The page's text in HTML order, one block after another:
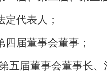
代表人；
届董事会董事；
届董事会董事长、